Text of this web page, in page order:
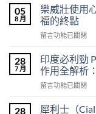
品
印
度
超
希
愛
力
混
片
05
8 月
樂威壯使用
福的終點
在
威
壯
使
用
得
留言功能已關閉
28
7 月
印度必利勁
作用全解析
在
度
留言功能已關閉
28
犀利士（